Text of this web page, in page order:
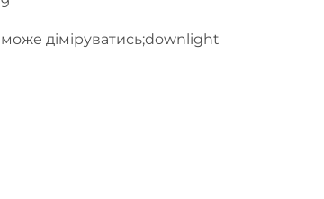
може діміруватись;downlight